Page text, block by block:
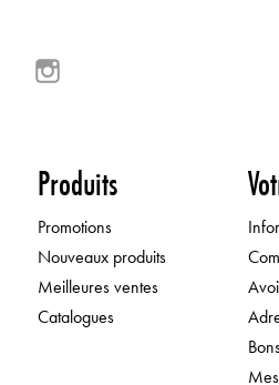
Facebook
Produits
Promotions
Nouveaux produits
Meilleures ventes
Catalogues